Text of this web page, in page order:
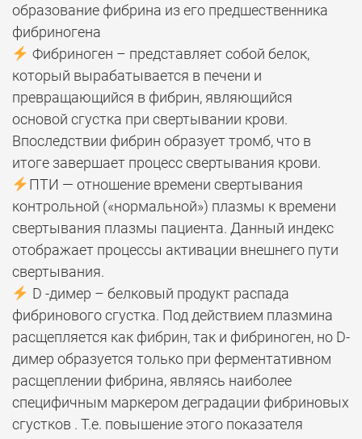
образование фибрина из его предшественника
фибриногена
Фибриноген – представляет собой белок,
который вырабатывается в печени и
превращающийся в фибрин, являющийся
основой сгустка при свертывании крови.
Впоследствии фибрин образует тромб, что в
итоге завершает процесс свертывания крови.
ПТИ — отношение времени свертывания
контрольной («нормальной») плазмы к времени
свертывания плазмы пациента. Данный индекс
отображает процессы активации внешнего пути
свертывания.
D -димер – белковый продукт распада
фибринового сгустка. Под действием плазмина
расщепляется как фибрин, так и фибриноген, но D-
димер образуется только при ферментативном
расщеплении фибрина, являясь наиболее
специфичным маркером деградации фибриновых
сгустков . Т.е. повышение этого показателя